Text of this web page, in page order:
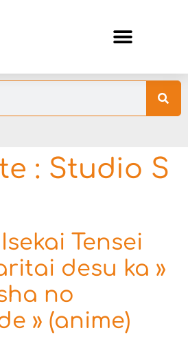
: Studio S
Tensei
desu ka »
no
» (anime)